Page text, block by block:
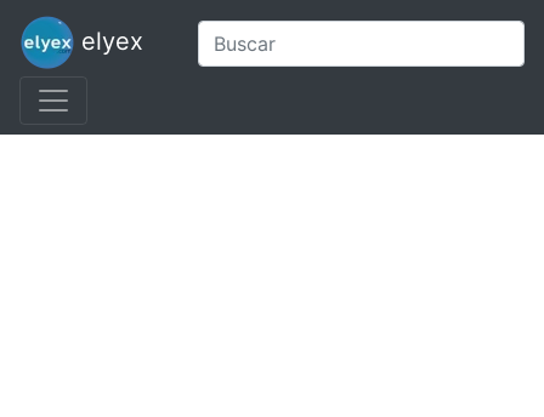
elyex